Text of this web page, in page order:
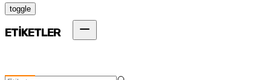
toggle
ETİKETLER